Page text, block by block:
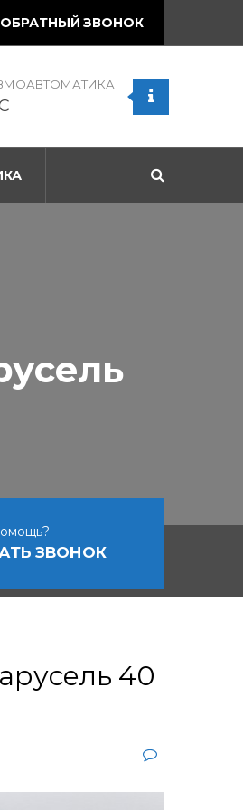
ОБРАТНЫЙ ЗВОНОК
ЗВОНОК
40